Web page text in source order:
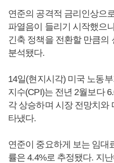
연준의 공격적 금리인상으
파열음이 들리기 시작했으
긴축 정책을 전환할 만큼의
분석됐다.
14일(현지시각) 미국 노동
지수(CPI)는 전년 2월보다
각 상승하며 시장 전망치와
타냈다.
연준이 중요하게 보는 임대
률은 4.4%로 추정됐다. 지